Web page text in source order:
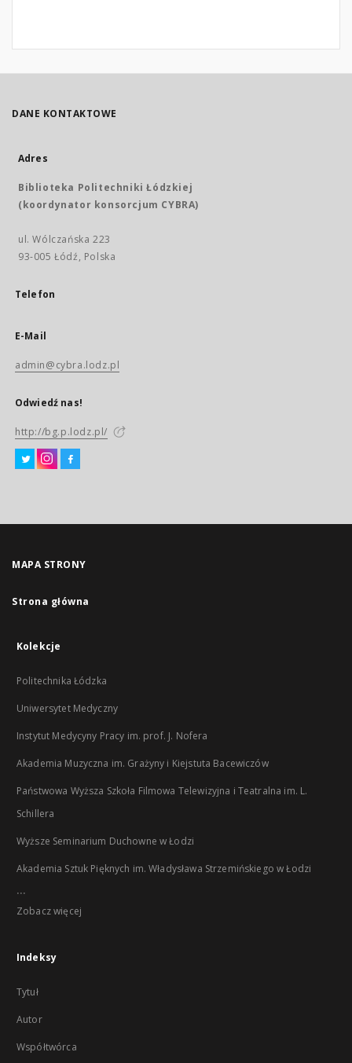
DANE KONTAKTOWE
Adres
Biblioteka Politechniki Łódzkiej
(koordynator konsorcjum CYBRA)
ul. Wólczańska 223
93-005 Łódź, Polska
Telefon
E-Mail
admin@cybra.lodz.pl
Odwiedź nas!
http://bg.p.lodz.pl/
MAPA STRONY
Strona główna
Kolekcje
Politechnika Łódzka
Uniwersytet Medyczny
Instytut Medycyny Pracy im. prof. J. Nofera
Akademia Muzyczna im. Grażyny i Kiejstuta Bacewiczów
Państwowa Wyższa Szkoła Filmowa Telewizyjna i Teatralna im. L.
Schillera
Wyższe Seminarium Duchowne w Łodzi
Akademia Sztuk Pięknych im. Władysława Strzemińskiego w Łodzi
...
Zobacz więcej
Indeksy
Tytuł
Autor
Współtwórca